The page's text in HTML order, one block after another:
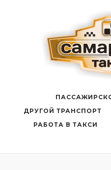
ДРУГОЙ ТРАНСПОРТ
РАБОТА В ТАКСИ